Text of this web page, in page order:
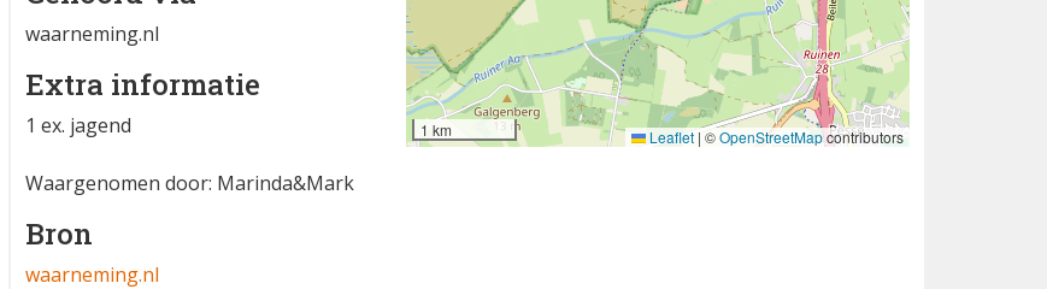
waarneming.nl
Extra informatie
1 ex. jagend
Waargenomen door: Marinda&Mark
Bron
waarneming.nl
1 km Leaflet | ©OpenStreetMapcontributors